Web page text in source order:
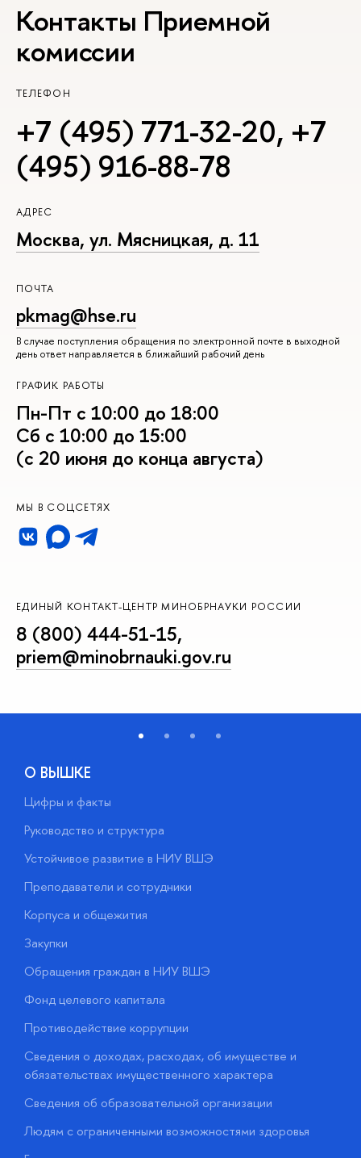
Контакты Приемной
комиссии
ТЕЛЕФОН
+7 (495) 771-32-20, +7
(495) 916-88-78
АДРЕС
Москва, ул. Мясницкая, д. 11
ПОЧТА
pkmag@hse.ru
В случае поступления обращения по электронной почте в выходной
день ответ направляется в ближайший рабочий день
ГРАФИК РАБОТЫ
Пн-Пт с 10:00 до 18:00
Сб с 10:00 до 15:00
(с 20 июня до конца августа)
МЫ В СОЦСЕТЯХ
ЕДИНЫЙ КОНТАКТ-ЦЕНТР МИНОБРНАУКИ РОССИИ
8 (800) 444-51-15,
priem@minobrnauki.gov.ru
О ВЫШКЕ
Цифры и факты
Руководство и структура
Устойчивое развитие в НИУ ВШЭ
Преподаватели и сотрудники
Корпуса и общежития
Закупки
Обращения граждан в НИУ ВШЭ
Фонд целевого капитала
Противодействие коррупции
Сведения о доходах, расходах, об имуществе и
обязательствах имущественного характера
Сведения об образовательной организации
Людям с ограниченными возможностями здоровья